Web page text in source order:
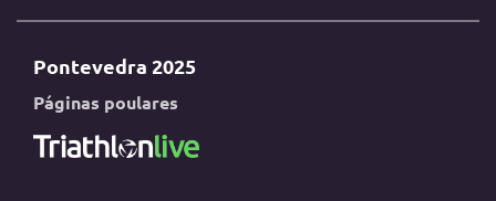
Pontevedra 2025
Páginas poulares